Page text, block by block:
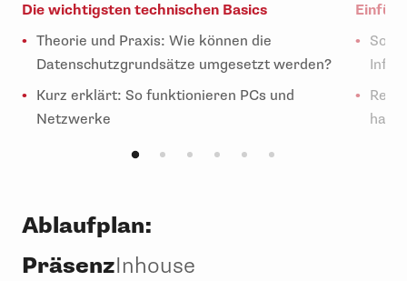
Die wichtigsten technischen Basics
Theorie und Praxis: Wie können die
Datenschutzgrundsätze umgesetzt werden?
Kurz erklärt: So funktionieren PCs und
Netzwerke
So
Ablaufplan:
PräsenzInhouse